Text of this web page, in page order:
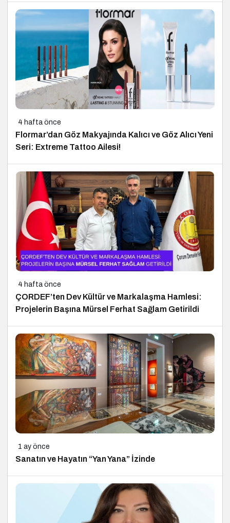
4 hafta önce
Flormar’dan Göz Makyajında Kalıcı ve Göz Alıcı Yeni
Seri: Extreme Tattoo Ailesi!
4 hafta önce
ÇORDEF’ten Dev Kültür ve Markalaşma Hamlesi:
Projelerin Başına Mürsel Ferhat Sağlam Getirildi
1 ay önce
Sanatın ve Hayatın “Yan Yana” İzinde